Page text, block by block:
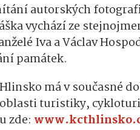
autorských
vychází ze
Iva a Václav
památek.
má v současné
turistiky,
zde: